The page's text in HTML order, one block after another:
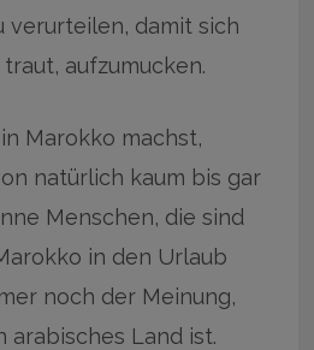
verurteilen, damit sich
aufzumucken.
Marokko machst,
natürlich kaum bis gar
Menschen, die sind
in den Urlaub
noch der Meinung,
arabisches Land ist.